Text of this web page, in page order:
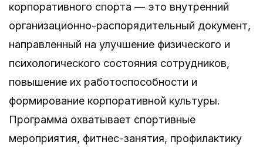
корпоративного спорта — это внутренний
организационно-распорядительный документ,
направленный на улучшение физического и
психологического состояния сотрудников,
повышение их работоспособности и
формирование корпоративной культуры.
Программа охватывает спортивные
мероприятия, фитнес-занятия, профилактику